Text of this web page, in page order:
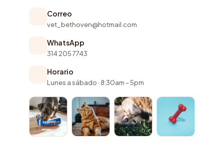
Correo
vet_bethoven@hotmail.com
WhatsApp
314 205 7743
Horario
Lunes a sábado · 8:30am – 5pm